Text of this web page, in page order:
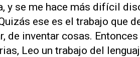
y se me hace más difícil
ese es el trabajo que
de inventar cosas.
Leo un trabajo del